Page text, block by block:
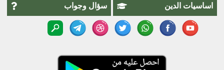
اساسيات الدين سؤال وجواب